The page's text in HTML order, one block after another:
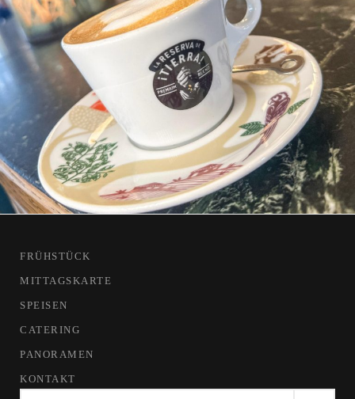
MENÜ
FRÜHSTÜCK
MITTAGSKARTE
SPEISEN
CATERING
PANORAMEN
KONTAKT